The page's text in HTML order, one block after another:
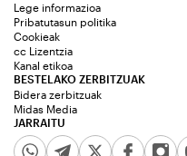
JARRAITU
Lege informazioa
Pribatutasun politika
Cookieak
cc Lizentzia
Kanal etikoa
BESTELAKO ZERBITZUAK
Bidera zerbitzuak
Midas Media